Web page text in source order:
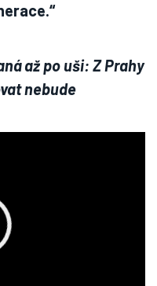
až po uši: Z Prahy
nebude